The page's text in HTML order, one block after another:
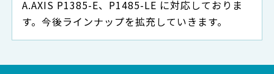
AXIS P1385-E、P1485-LE に対応しておりま
す。今後ラインナップを拡充していきます。